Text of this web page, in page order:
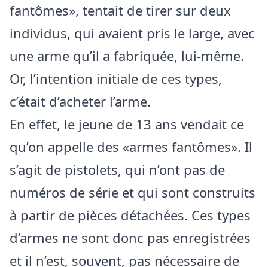
fantômes», tentait de tirer sur deux
individus, qui avaient pris le large, avec
une arme qu’il a fabriquée, lui-même.
Or, l’intention initiale de ces types,
c’était d’acheter l’arme.
En effet, le jeune de 13 ans vendait ce
qu’on appelle des «armes fantômes». Il
s’agit de pistolets, qui n’ont pas de
numéros de série et qui sont construits
à partir de pièces détachées. Ces types
d’armes ne sont donc pas enregistrées
et il n’est, souvent, pas nécessaire de